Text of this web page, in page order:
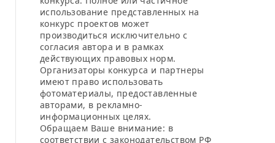
использование представленных на
конкурс проектов может
производиться исключительно с
согласия автора и в рамках
действующих правовых норм.
Организаторы конкурса и партнеры
имеют право использовать
фотоматериалы, предоставленные
авторами, в рекламно-
информационных целях.
Обращаем Ваше внимание: в
соответствии с законодательством РФ